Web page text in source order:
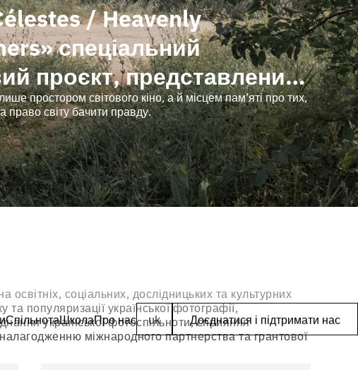
/ Heavenly
спеціальний
проєкт, представлений
de Cannes 2026
простором світового кіно, а й місцем пам’яті про тих,
право світу бачити правду.
освітніх, соціальних, дослідницьких та культурних
та популяризації української фотографії,
української фотоспільноти, сприяння
міжнародного партнерства та грантової
СпільнотаШколаПро нас uk Доєднатися і підтримати нас